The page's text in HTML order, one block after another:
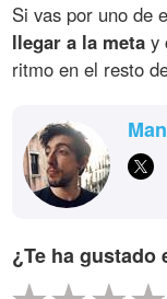
Si vas por uno de
llegar a la meta y
ritmo en el resto
¿Te ha gustado